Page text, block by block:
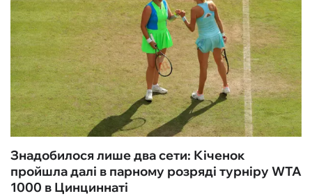
Знадобилося лише два сети: Кіченок
пройшла далі в парному розряді турніру WTA
1000 в Цинциннаті